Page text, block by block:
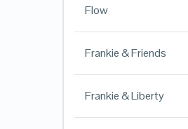
Flow
Frankie & Friends
Frankie & Liberty